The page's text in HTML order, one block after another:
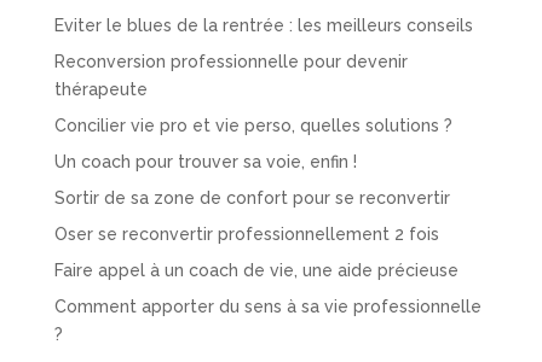
Eviter le blues de la rentrée : les meilleurs conseils
Reconversion professionnelle pour devenir
thérapeute
Concilier vie pro et vie perso, quelles solutions ?
Un coach pour trouver sa voie, enfin !
Sortir de sa zone de confort pour se reconvertir
Oser se reconvertir professionnellement 2 fois
Faire appel à un coach de vie, une aide précieuse
Comment apporter du sens à sa vie professionnelle
?